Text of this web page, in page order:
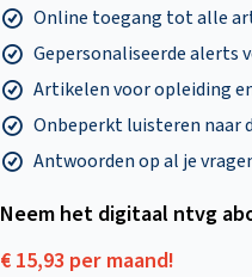
Online toegang tot alle
Gepersonaliseerde alerts
Artikelen voor opleiding
Onbeperkt luisteren naar
Antwoorden op al je
Neem het digitaal ntvg
€ 15,93 per maand!